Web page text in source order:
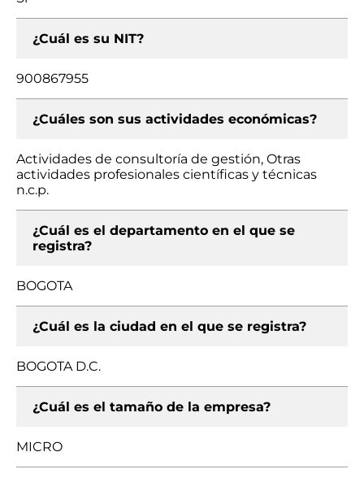
¿Cuál es su NIT?
900867955
¿Cuáles son sus actividades económicas?
Actividades de consultoría de gestión, Otras
actividades profesionales científicas y técnicas
n.c.p.
¿Cuál es el departamento en el que se
registra?
BOGOTA
¿Cuál es la ciudad en el que se registra?
BOGOTA D.C.
¿Cuál es el tamaño de la empresa?
MICRO